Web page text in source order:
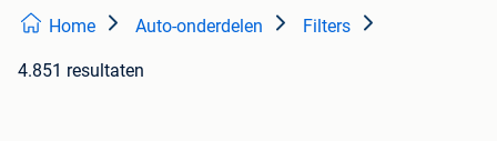
Home Auto-onderdelen Filters
4.851 resultaten